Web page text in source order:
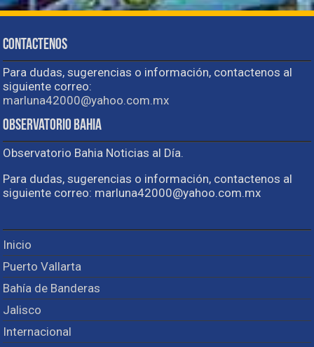
Contactenos
Para dudas, sugerencias o información, contactenos al
siguiente correo:
marluna42000@yahoo.com.mx
Observatorio Bahia
Observatorio Bahia Noticias al Día.
Para dudas, sugerencias o información, contactenos al
siguiente correo: marluna42000@yahoo.com.mx
Inicio
Puerto Vallarta
Bahía de Banderas
Jalisco
Internacional